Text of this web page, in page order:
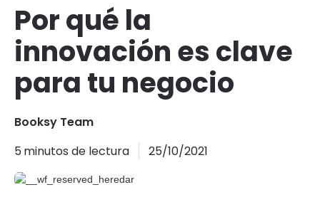
Por qué la
innovación es clave
para tu negocio
Booksy Team
5 minutos de lectura 25/10/2021